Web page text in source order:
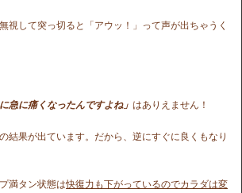
視して突っ切ると「アウッ！」って声が出ちゃうく
急に痛くなったんですよね」 はありえません！
結果が出ています。だから、逆にすぐに良くもなり
満タン状態は快復力も下がっているのでカラダは変